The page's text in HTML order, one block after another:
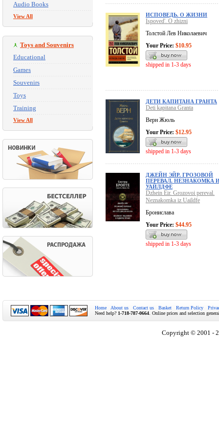
Audio Books
View All
Toys and Souvenirs
Educational
Games
Souvenirs
Toys
Training
View All
ИСПОВЕДЬ. О ЖИЗНИ
Ispoved'. O zhizni
Толстой Лев Николаевич
Your Price: $10.95
shipped in 1-3 days
ДЕТИ КАПИТАНА ГРАНТА
Deti kapitana Granta
Верн Жюль
Your Price: $12.95
shipped in 1-3 days
ДЖЕЙН ЭЙР. ГРОЗОВОЙ
ПЕРЕВАЛ. НЕЗНАКОМКА
УАЙЛДФЕ
Dzhein Eir. Grozovoi pereval.
Neznakomka iz Uaildfe
Бронислава
Your Price: $44.95
shipped in 1-3 days
Home About us Contact us Basket Return Policy
Need help? 1-718-787-0664 . Online prices and selection
Copyright © 2001 -